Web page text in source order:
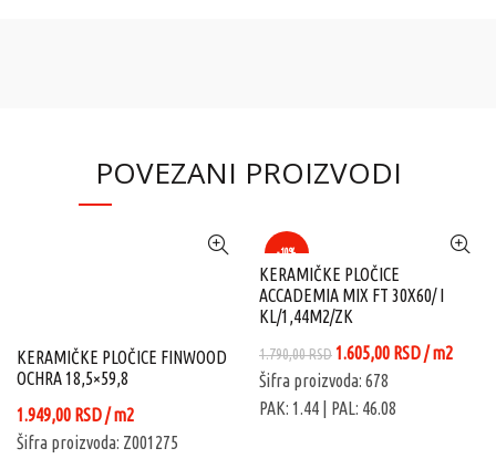
POVEZANI PROIZVODI
KERAMIČKE PLOČICE FINWOOD
OCHRA 18,5×59,8
1.949,00 RSD/ m2
Šifra proizvoda: Z001275
-10%
KERAMIČKE PLOČICE
ACCADEMIA MIX FT 30X60/ I
KL/1,44M2/ZK
1.790,00RSDOriginalna
cena
je
1.605,00 RSDTrenutna
/ m2
Šifra proizvoda: 678
PAK: 1.44 | PAL: 46.08